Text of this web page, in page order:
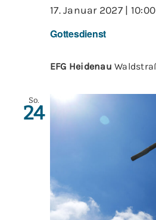
Gottesdienst
17. Januar 2027 | 10:00
EFG Heidenau
So.
24